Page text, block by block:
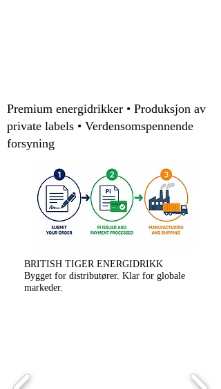
Premium energidrikker • Produksjon av
private labels • Verdensomspennende
forsyning
BRITISH TIGER ENERGIDRIKK
Bygget for distributører. Klar for globale
markeder.